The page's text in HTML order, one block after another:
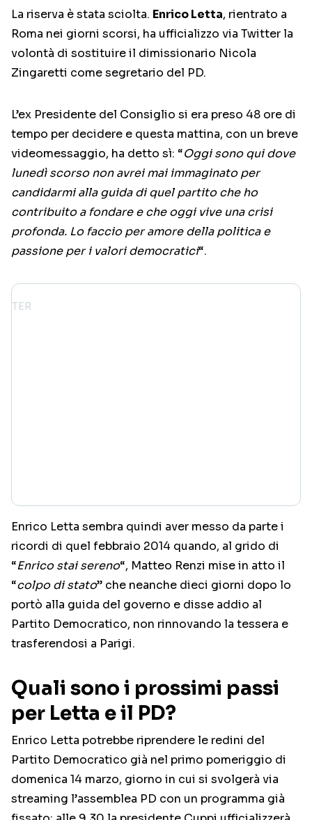
La riserva è stata sciolta. Enrico Letta, rientrato a
Roma nei giorni scorsi, ha ufficializzo via Twitter la
volontà di sostituire il dimissionario Nicola
Zingaretti come segretario del PD.
L’ex Presidente del Consiglio si era preso 48 ore di
tempo per decidere e questa mattina, con un breve
videomessaggio, ha detto sì: “Oggi sono qui dove
lunedì scorso non avrei mai immaginato per
candidarmi alla guida di quel partito che ho
contribuito a fondare e che oggi vive una crisi
profonda. Lo faccio per amore della politica e
passione per i valori democratici“.
Enrico Letta sembra quindi aver messo da parte i
ricordi di quel febbraio 2014 quando, al grido di
“Enrico stai sereno“, Matteo Renzi mise in atto il
“colpo di stato” che neanche dieci giorni dopo lo
portò alla guida del governo e disse addio al
Partito Democratico, non rinnovando la tessera e
trasferendosi a Parigi.
Quali sono i prossimi passi
per Letta e il PD?
Enrico Letta potrebbe riprendere le redini del
Partito Democratico già nel primo pomeriggio di
domenica 14 marzo, giorno in cui si svolgerà via
streaming l’assemblea PD con un programma già